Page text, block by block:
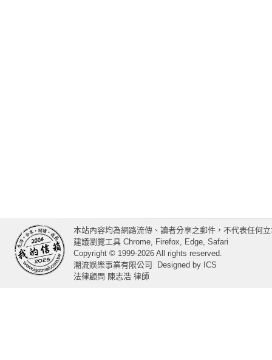
本站內容均為網路流傳、讀者分享之郵件，不代表任何
建議瀏覽工具 Chrome, Firefox, Edge, Safari
Copyright © 1999-2026 All rights reserved.
潮流娛樂事業有限公司
Designed by ICS
法律顧問 陳志浩 律師